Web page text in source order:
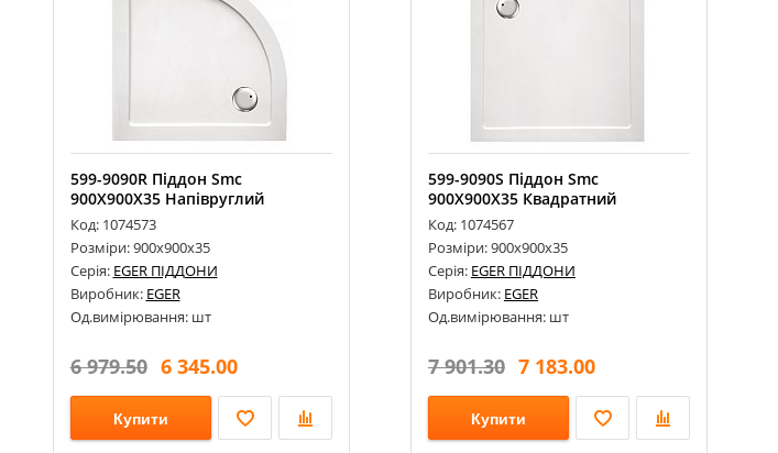
599-9090R Піддон Smc
900Х900Х35 Напівруглий
Код: 1074573
Розміри: 900х900х35
Серія: EGER ПІДДОНИ
Виробник: EGER
Од.вимірювання: шт
6 979.50 6 345.00
Купити
599-9090S Піддон Smc
900Х900Х35 Квадратний
Код: 1074567
Розміри: 900х900х35
Серія: EGER ПІДДОНИ
Виробник: EGER
Од.вимірювання: шт
7 901.30 7 183.00
Купити